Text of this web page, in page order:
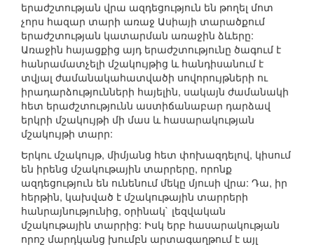
երաժշտության վրա ազդեցություն են թողել մոտ
չորս հազար տարի առաջ Ասիայի տարածքում
երաժշտության կատարման առաջին ձևերը:
Առաջին հայացքից այդ երաժշտությունը ծագում է
հանրամատչելի մշակույթից և հանդիսանում է
տվյալ ժամանակահատվածի սովորույթների ու
իրադարձությունների հայելին, սակայն ժամանակի
հետ երաժշտությունն աստիճանաբար դարձավ
երկրի մշակույթի մի մաս և հասարակության
մշակույթի տարր:
Երկու մշակույթ, միմյանց հետ փոխազդելով, կիսում
են իրենց մշակութային տարրերը, որոնք
ազդեցություն են ունենում մեկը մյուսի վրա: Դա, իր
հերթին, կախված է մշակութային տարրերի
հանրայնությունից, օրինակ` լեզվական
մշակութային տարրից: Իսկ երբ հասարակության
որոշ մարդկանց խումբն արտագաղթում է այլ